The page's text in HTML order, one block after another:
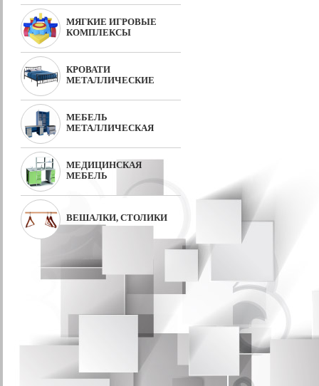
МЯГКИЕ ИГРОВЫЕ
КОМПЛЕКСЫ
КРОВАТИ
МЕТАЛЛИЧЕСКИЕ
МЕБЕЛЬ
МЕТАЛЛИЧЕСКАЯ
МЕДИЦИНСКАЯ
МЕБЕЛЬ
ВЕШАЛКИ, СТОЛИКИ